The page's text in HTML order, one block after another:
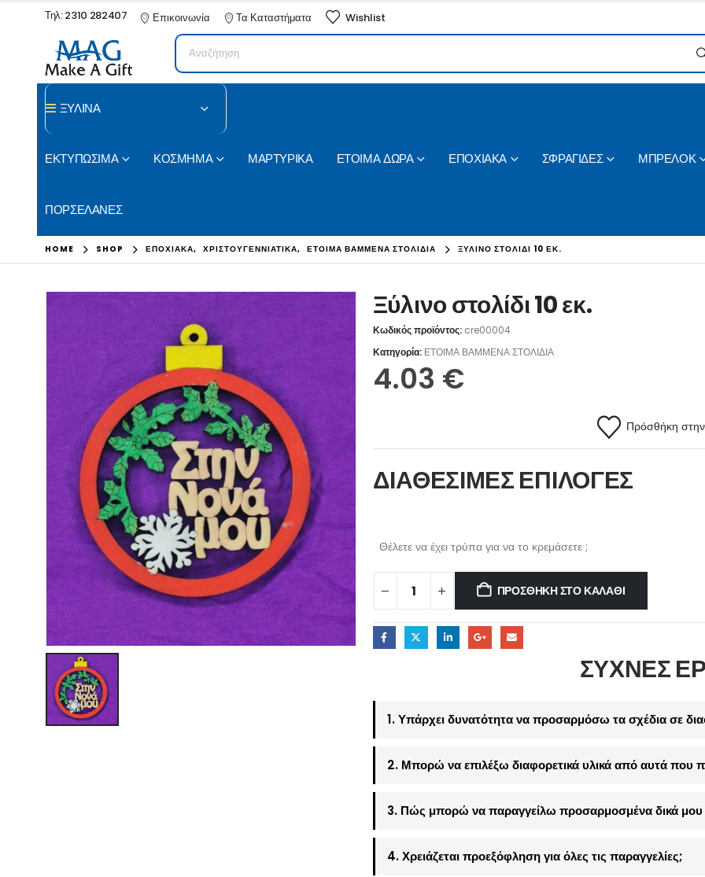
Τηλ: 2310 282407 Επικοινωνία Τα Καταστήματα Wishlist
ΞΥΛΙΝΑ
ΕΚΤΥΠΩΣΙΜΑ ΚΟΣΜΗΜΑ ΜΑΡΤΥΡΙΚΑ ΕΤΟΙΜΑ ΔΩΡΑ ΕΠΟΧΙΑΚΑ ΣΦΡΑΓΙΔΕΣ ΜΠΡΕΛΟΚ
ΠΟΡΣΕΛΑΝΕΣ
HOME SHOP ΕΠΟΧΙΑΚΑ, ΧΡΙΣΤΟΥΓΕΝΝΙΑΤΙΚΑ, ΕΤΟΙΜΑ ΒΑΜΜΕΝΑ ΣΤΟΛΙΔΙΑ ΞΎΛΙΝΟ ΣΤΟΛΊΔΙ 10 ΕΚ.
Ξύλινο στολίδι 10 εκ.
Κωδικός προϊόντος: cre00004
Κατηγορία: ΕΤΟΙΜΑ ΒΑΜΜΕΝΑ ΣΤΟΛΙΔΙΑ
4.03 €
Πρόσθήκη στην
ΔΙΑΘΕΣΙΜΕΣ ΕΠΙΛΟΓΕΣ
Θέλετε να έχει τρύπα για να το κρεμάσετε ;
ΠΡΟΣΘΉΚΗ ΣΤΟ ΚΑΛΆΘΙ
ΣΥΧΝΕΣ
1. Υπάρχει δυνατότητα να προσαρμόσω τα σχέδια σε
2. Μπορώ να επιλέξω διαφορετικά υλικά από αυτά που
3. Πώς μπορώ να παραγγείλω προσαρμοσμένα δικά μου
4. Χρειάζεται προεξόφληση για όλες τις παραγγελίες;